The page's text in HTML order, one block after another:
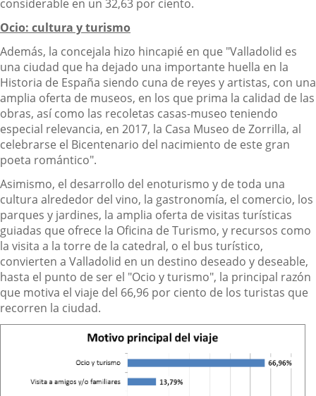
considerable en un 32,63 por ciento.
Ocio: cultura y turismo
Además, la concejala hizo hincapié en que "Valladolid es
una ciudad que ha dejado una importante huella en la
Historia de España siendo cuna de reyes y artistas, con una
amplia oferta de museos, en los que prima la calidad de las
obras, así como las recoletas casas-museo teniendo
especial relevancia, en 2017, la Casa Museo de Zorrilla, al
celebrarse el Bicentenario del nacimiento de este gran
poeta romántico".
Asimismo, el desarrollo del enoturismo y de toda una
cultura alrededor del vino, la gastronomía, el comercio, los
parques y jardines, la amplia oferta de visitas turísticas
guiadas que ofrece la Oficina de Turismo, y recursos como
la visita a la torre de la catedral, o el bus turístico,
convierten a Valladolid en un destino deseado y deseable,
hasta el punto de ser el "Ocio y turismo", la principal razón
que motiva el viaje del 66,96 por ciento de los turistas que
recorren la ciudad.